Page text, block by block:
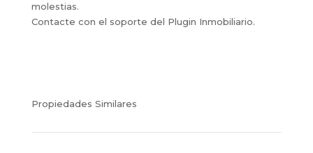
molestias.
Contacte con el soporte del Plugin Inmobiliario.
Propiedades Similares